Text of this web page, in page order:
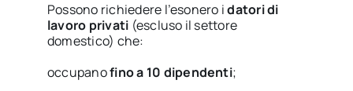
Possono richiedere l’esonero idatori di
lavoro privati (escluso il settore
domestico) che:
occupanofino a 10 dipendenti;